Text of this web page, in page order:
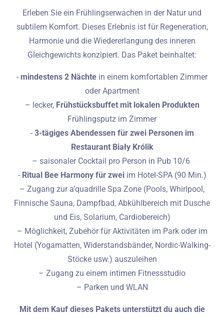
Erleben Sie ein Frühlingserwachen in der Natur und
subtilem Komfort. Dieses Erlebnis ist für Regeneration,
Harmonie und die Wiedererlangung des inneren
Gleichgewichts konzipiert. Das Paket beinhaltet:
- mindestens 2 Nächte in einem komfortablen Zimmer
oder Apartment
– lecker, Frühstücksbuffet mit lokalen Produkten
Frühlingsputz im Zimmer
-3-tägiges Abendessen für zwei Personen im
Restaurant Biały Królik
– saisonaler Cocktail pro Person in Pub 10/6
- Ritual Bee Harmony für zwei im Hotel-SPA (90 Min.)
– Zugang zur a’quadrille Spa Zone (Pools, Whirlpool,
Finnische Sauna, Dampfbad, Abkühlbereich mit Dusche
und Eis, Solarium, Cardiobereich)
– Möglichkeit, Zubehör für Aktivitäten im Park oder im
Hotel (Yogamatten, Widerstandsbänder, Nordic-Walking-
Stöcke usw.) auszuleihen
– Zugang zu einem intimen Fitnessstudio
– Parken und WLAN
Mit dem Kauf dieses Pakets unterstützt du auch die